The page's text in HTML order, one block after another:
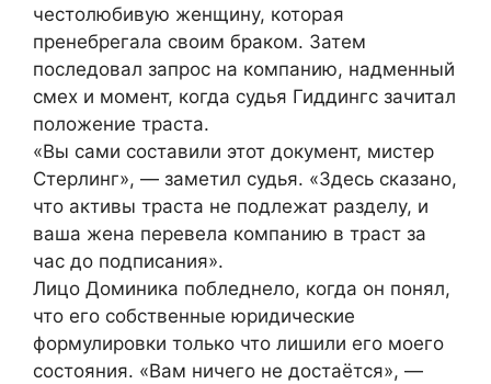
честолюбивую женщину, которая
пренебрегала своим браком. Затем
последовал запрос на компанию, надменный
смех и момент, когда судья Гиддингс зачитал
положение траста.
«Вы сами составили этот документ, мистер
Стерлинг», — заметил судья. «Здесь сказано,
что активы траста не подлежат разделу, и
ваша жена перевела компанию в траст за
час до подписания».
Лицо Доминика побледнело, когда он понял,
что его собственные юридические
формулировки только что лишили его моего
состояния. «Вам ничего не достаётся», —